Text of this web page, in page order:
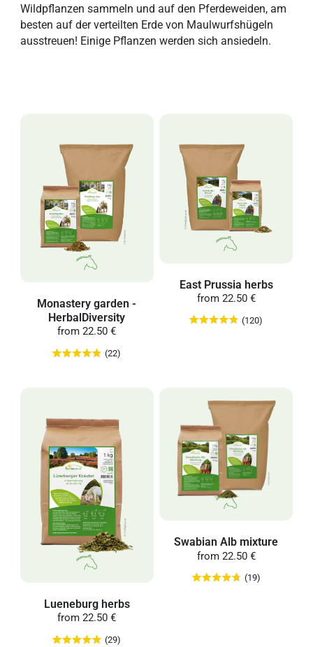
Wildpflanzen sammeln und auf den Pferdeweiden, am
besten auf der verteilten Erde von Maulwurfshügeln
ausstreuen! Einige Pflanzen werden sich ansiedeln.
Monastery garden -
HerbalDiversity
from 22.50 €
(22)
East Prussia herbs
from22.50 €
(120)
Lueneburg herbs
from 22.50 €
(29)
Swabian Alb mixture
from22.50 €
(19)